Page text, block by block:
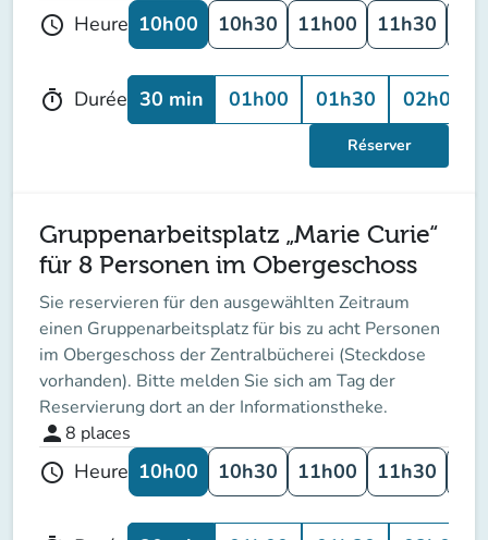
schedule Heure 10h00 10h30 11h00 11h30
timer Durée 30 min 01h00 01h30 02h00
Réserver
Gruppenarbeitsplatz „Marie Curie“
für 8 Personen im Obergeschoss
Sie reservieren für den ausgewählten Zeitraum
einen Gruppenarbeitsplatz für bis zu acht Personen
im Obergeschoss der Zentralbücherei (Steckdose
vorhanden). Bitte melden Sie sich am Tag der
Reservierung dort an der Informationstheke.
person8 places
schedule Heure 10h00 10h30 11h00 11h30